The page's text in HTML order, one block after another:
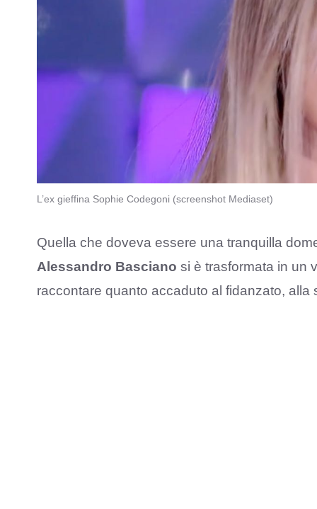
L’ex gieffina Sophie Codegoni (screenshot Mediaset)
Quella che doveva essere una tranquilla
Alessandro Basciano si è trasformata in un
raccontare quanto accaduto al fidanzato, alla